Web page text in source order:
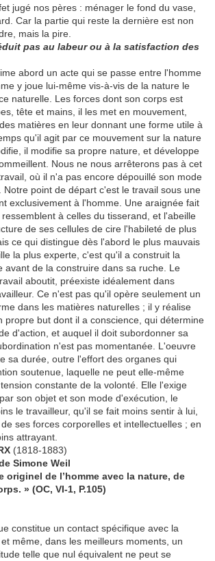
jugé nos pères : ménager le fond du vase,
Car la partie qui reste la dernière est non
mais la pire.
pas au labeur ou à la satisfaction des
abord un acte qui se passe entre l'homme
y joue lui-même vis-à-vis de la nature le
naturelle. Les forces dont son corps est
tête et mains, il les met en mouvement,
matières en leur donnant une forme utile à
qu'il agit par ce mouvement sur la nature
il modifie sa propre nature, et développe
Nous ne nous arrêterons pas à cet
où il n'a pas encore dépouillé son mode
Notre point de départ c'est le travail sous une
exclusivement à l'homme. Une araignée fait
à celles du tisserand, et l'abeille
de ses cellules de cire l'habileté de plus
ce qui distingue dès l'abord le plus mauvais
la plus experte, c'est qu'il a construit la
avant de la construire dans sa ruche. Le
aboutit, préexiste idéalement dans
Ce n'est pas qu'il opère seulement un
dans les matières naturelles ; il y réalise
propre but dont il a conscience, qui détermine
d'action, et auquel il doit subordonner sa
n'est pas momentanée. L'oeuvre
sa durée, outre l'effort des organes qui
soutenue, laquelle ne peut elle-même
constante de la volonté. Elle l'exige
son objet et son mode d'exécution, le
le travailleur, qu'il se fait moins sentir à lui,
ses forces corporelles et intellectuelles ; en
attrayant.
(1818-1883)
Simone Weil
originel de l’homme avec la nature, de
» (OC, VI-1, P.105)
constitue un contact spécifique avec la
même, dans les meilleurs moments, un
telle que nul équivalent ne peut se